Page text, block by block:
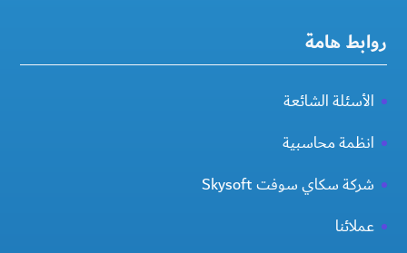
روابط هامة
الأسئلة الشائعة
انظمة محاسبية
شركة سكاي سوفت Skysoft
عملائنا